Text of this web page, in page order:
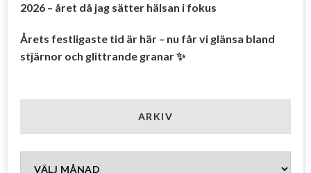
2026 – året då jag sätter hälsan i fokus
Årets festligaste tid är här – nu får vi glänsa bland
stjärnor och glittrande granar ✨
ARKIV
Arkiv